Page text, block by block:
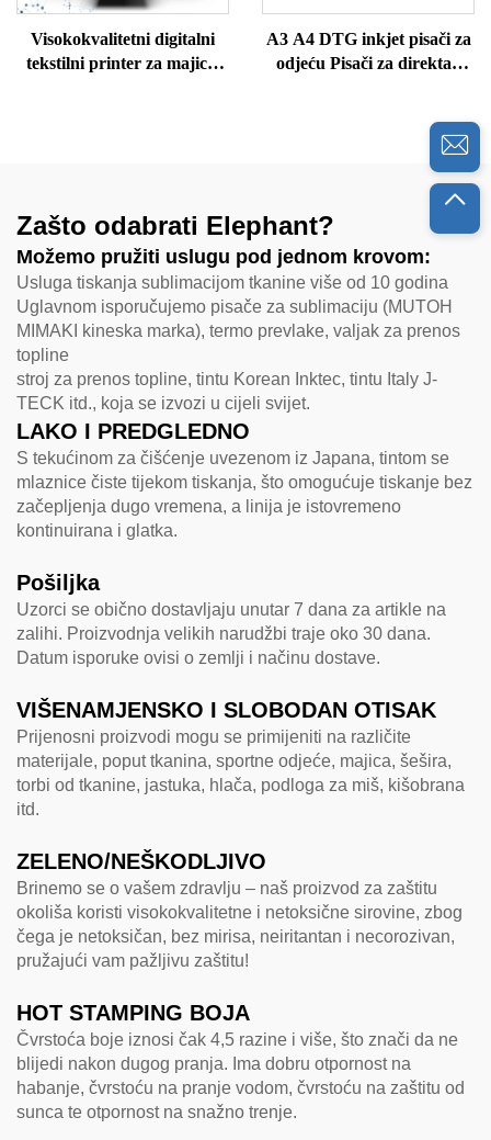
Visokokvalitetni digitalni
tekstilni printer za majice,
A3 A4 DTG inkjet pisači za
odjeću Pisači za direktan
Zašto odabrati Elephant?
Možemo pružiti uslugu pod jednom krovom:
Usluga tiskanja sublimacijom tkanine više od 10 godina
Uglavnom isporučujemo pisače za sublimaciju (MUTOH
MIMAKI kineska marka), termo prevlake, valjak za prenos
topline
stroj za prenos topline, tintu Korean Inktec, tintu Italy J-
TECK itd., koja se izvozi u cijeli svijet.
LAKO I PREDGLEDNO
S tekućinom za čišćenje uvezenom iz Japana, tintom se
mlaznice čiste tijekom tiskanja, što omogućuje tiskanje bez
začepljenja dugo vremena, a linija je istovremeno
kontinuirana i glatka.
Pošiljka
Uzorci se obično dostavljaju unutar 7 dana za artikle na
zalihi. Proizvodnja velikih narudžbi traje oko 30 dana.
Datum isporuke ovisi o zemlji i načinu dostave.
VIŠENAMJENSKO I SLOBODAN OTISAK
Prijenosni proizvodi mogu se primijeniti na različite
materijale, poput tkanina, sportne odjeće, majica, šešira,
torbi od tkanine, jastuka, hlača, podloga za miš, kišobrana
itd.
ZELENO/NEŠKODLJIVO
Brinemo se o vašem zdravlju – naš proizvod za zaštitu
okoliša koristi visokokvalitetne i netoksične sirovine, zbog
čega je netoksičan, bez mirisa, neiritantan i necorozivan,
pružajući vam pažljivu zaštitu!
HOT STAMPING BOJA
Čvrstoća boje iznosi čak 4,5 razine i više, što znači da ne
blijedi nakon dugog pranja. Ima dobru otpornost na
habanje, čvrstoću na pranje vodom, čvrstoću na zaštitu od
sunca te otpornost na snažno trenje.